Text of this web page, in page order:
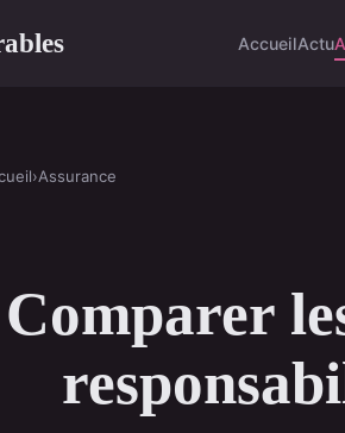
AccueilActu
›Assurance
Comparer